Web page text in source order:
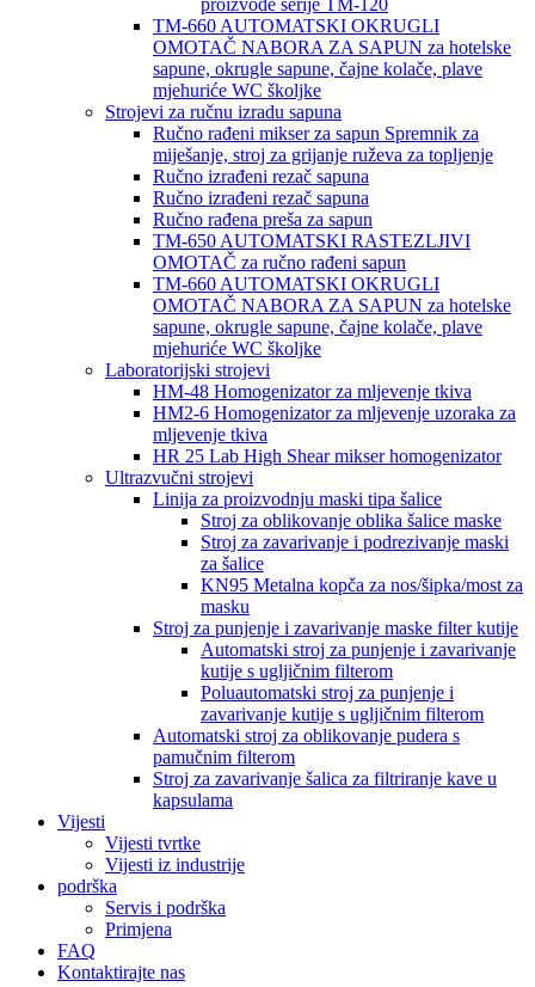
proizvode serije TM-120
TM-660 AUTOMATSKI OKRUGLI
OMOTAČ NABORA ZA SAPUN za hotelske
sapune, okrugle sapune, čajne kolače, plave
mjehuriće WC školjke
Strojevi za ručnu izradu sapuna
Ručno rađeni mikser za sapun Spremnik za
miješanje, stroj za grijanje ruževa za topljenje
Ručno izrađeni rezač sapuna
Ručno izrađeni rezač sapuna
Ručno rađena preša za sapun
TM-650 AUTOMATSKI RASTEZLJIVI
OMOTAČ za ručno rađeni sapun
TM-660 AUTOMATSKI OKRUGLI
OMOTAČ NABORA ZA SAPUN za hotelske
sapune, okrugle sapune, čajne kolače, plave
mjehuriće WC školjke
Laboratorijski strojevi
HM-48 Homogenizator za mljevenje tkiva
HM2-6 Homogenizator za mljevenje uzoraka za
mljevenje tkiva
HR 25 Lab High Shear mikser homogenizator
Ultrazvučni strojevi
Linija za proizvodnju maski tipa šalice
Stroj za oblikovanje oblika šalice maske
Stroj za zavarivanje i podrezivanje maski
za šalice
KN95 Metalna kopča za nos/šipka/most za
masku
Stroj za punjenje i zavarivanje maske filter kutije
Automatski stroj za punjenje i zavarivanje
kutije s ugljičnim filterom
Poluautomatski stroj za punjenje i
zavarivanje kutije s ugljičnim filterom
Automatski stroj za oblikovanje pudera s
pamučnim filterom
Stroj za zavarivanje šalica za filtriranje kave u
kapsulama
Vijesti
Vijesti tvrtke
Vijesti iz industrije
podrška
Servis i podrška
Primjena
FAQ
Kontaktirajte nas